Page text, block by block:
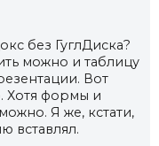
без ГуглДиска?
можно и таблицу
Вот
Хотя формы и
Я же, кстати,
вставлял.